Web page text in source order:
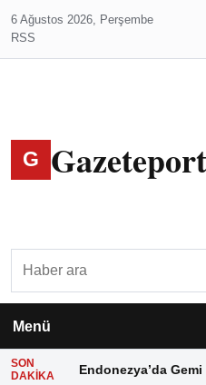
6 Ağustos 2026, Perşembe
RSS
G Gazeteport
Menü
SON
DAKIKA
Endonezya’da Gemi